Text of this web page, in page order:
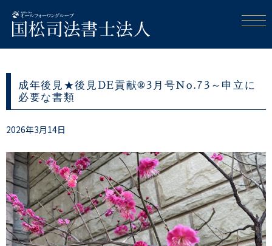
成年後見★後見DE貢献®3月号No.73～申立に
必要な書類
2026年3月14日